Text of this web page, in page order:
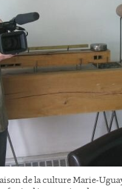
de la culture Marie-